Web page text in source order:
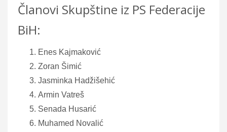
Članovi Skupštine iz PS Federacije
BiH:
Enes Kajmaković
Zoran Šimić
Jasminka Hadžišehić
Armin Vatreš
Senada Husarić
Muhamed Novalić